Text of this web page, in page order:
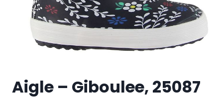
Aigle – Giboulee, 25087